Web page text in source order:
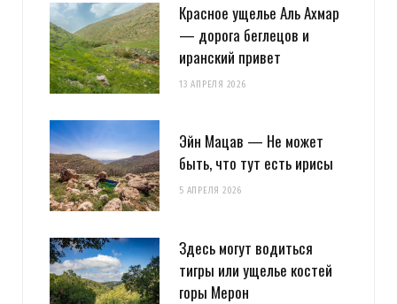
Красное ущелье Аль Ахмар
— дорога беглецов и
иранский привет
13 АПРЕЛЯ 2026
Эйн Мацав — Не может
быть, что тут есть ирисы
5 АПРЕЛЯ 2026
Здесь могут водиться
тигры или ущелье костей
горы Мерон